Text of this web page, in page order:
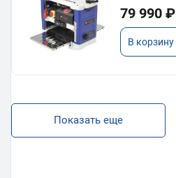
79 990 ₽
В корзину
Показать еще